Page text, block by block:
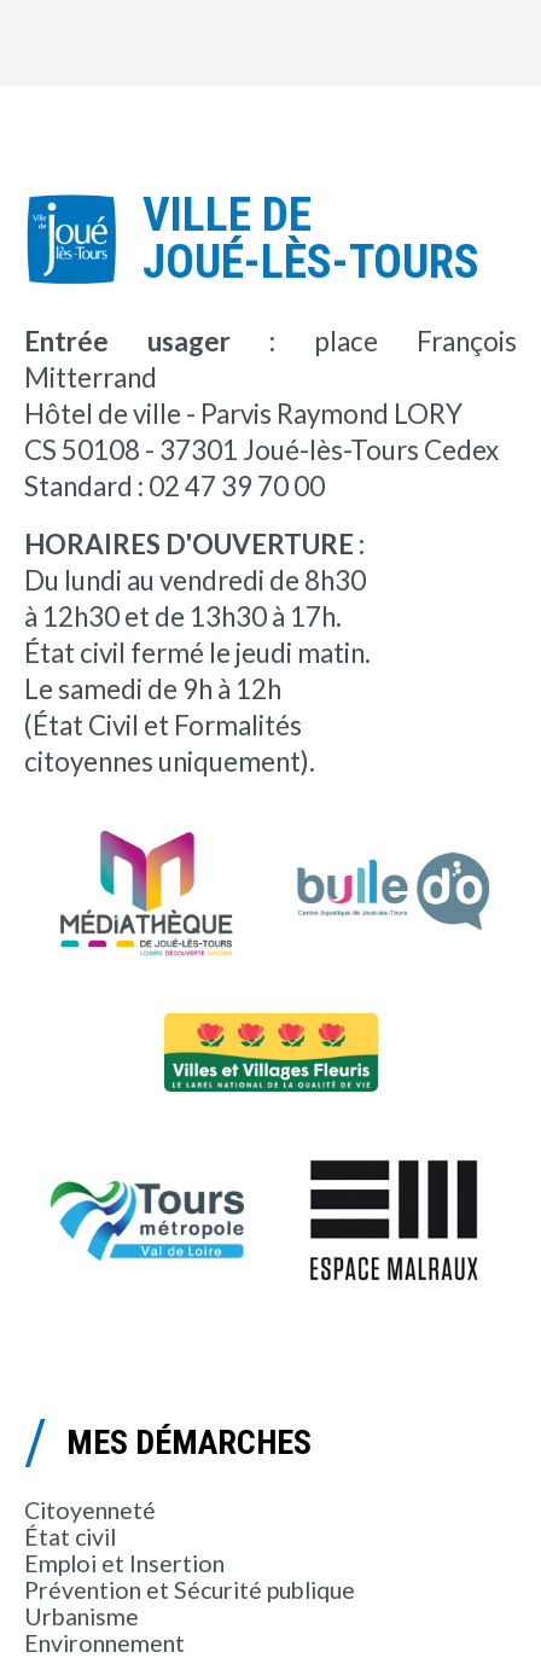
VILLE DE
JOUÉ-LÈS-TOURS
Entrée usager : place François
Mitterrand
Hôtel de ville - Parvis Raymond LORY
CS 50108 - 37301 Joué-lès-Tours Cedex
Standard : 02 47 39 70 00
HORAIRES D'OUVERTURE :
Du lundi au vendredi de 8h30
à 12h30 et de 13h30 à 17h.
État civil fermé le jeudi matin.
Le samedi de 9h à 12h
(État Civil et Formalités
citoyennes uniquement).
MES DÉMARCHES
Citoyenneté
État civil
Emploi et Insertion
Prévention et Sécurité publique
Urbanisme
Environnement